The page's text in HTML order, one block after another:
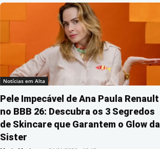
Notícias em Alta
Pele Impecável de Ana Paula Renault
no BBB 26: Descubra os 3 Segredos
de Skincare que Garantem o Glow da
Sister